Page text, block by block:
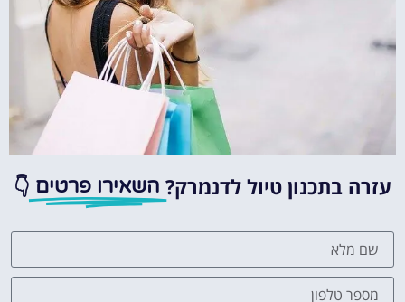
עזרה בתכנון טיול לדנמרק? השאירו פרטים 👇